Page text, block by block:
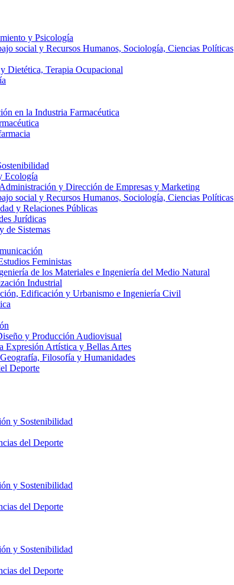
y Psicología
social y Recursos Humanos, Sociología, Ciencias Políticas
Dietética, Terapia Ocupacional
en la Industria Farmacéutica
Ecología
y Dirección de Empresas y Marketing
social y Recursos Humanos, Sociología, Ciencias Políticas
y Relaciones Públicas
Jurídicas
de Sistemas
Feministas
de los Materiales e Ingeniería del Medio Natural
Industrial
Edificación y Urbanismo e Ingeniería Civil
y Producción Audiovisual
Expresión Artística y Bellas Artes
Filosofía y Humanidades
Deporte
y Sostenibilidad
del Deporte
y Sostenibilidad
del Deporte
y Sostenibilidad
del Deporte